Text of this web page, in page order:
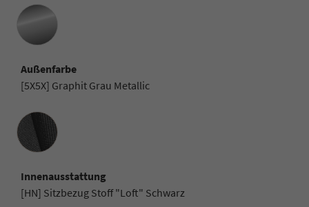
Außenfarbe
[5X5X] Graphit Grau Metallic
Innenausstattung
Innenausstattung
[HN] Sitzbezug Stoff "Loft" Schwarz